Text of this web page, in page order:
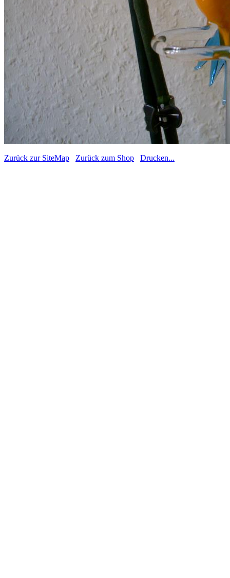
Zurück zur SiteMap Zurück zum Shop Drucken...